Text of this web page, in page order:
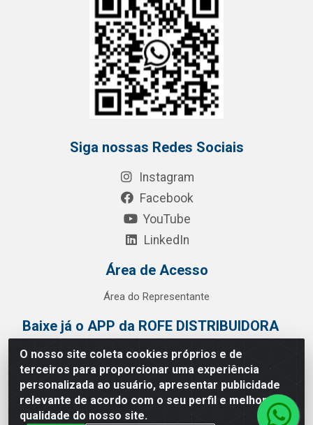
O nosso site coleta cookies próprios e de
terceiros para proporcionar uma experiência
personalizada ao usuário, apresentar publicidade
relevante de acordo com o seu perfil e melhorar a
qualidade do nosso site.
Siga nossas Redes Sociais
Instagram
Facebook
YouTube
LinkedIn
Área de Acesso
Área do Representante
Baixe já o APP da ROFE DISTRIBUIDORA